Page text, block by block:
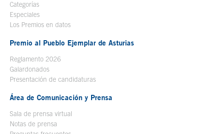
Categorías
Especiales
Los Premios en datos
Premio al Pueblo Ejemplar de Asturias
Reglamento 2026
Galardonados
Presentación de candidaturas
Área de Comunicación y Prensa
Sala de prensa virtual
Notas de prensa